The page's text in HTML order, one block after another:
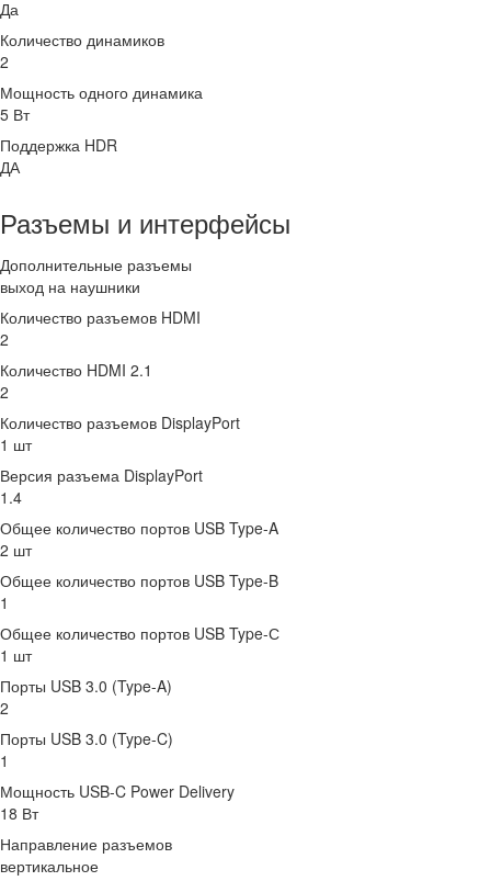
Да
Количество динамиков
2
Мощность одного динамика
5 Вт
Поддержка HDR
ДА
Разъемы и интерфейсы
Дополнительные разъемы
выход на наушники
Количество разъемов HDMI
2
Количество HDMI 2.1
2
Количество разъемов DisplayPort
1 шт
Версия разъема DisplayPort
1.4
Общее количество портов USB Type-A
2 шт
Общее количество портов USB Type-B
1
Общее количество портов USB Type-С
1 шт
Порты USB 3.0 (Type-A)
2
Порты USB 3.0 (Type-C)
1
Мощность USB-C Power Delivery
18 Вт
Направление разъемов
вертикальное